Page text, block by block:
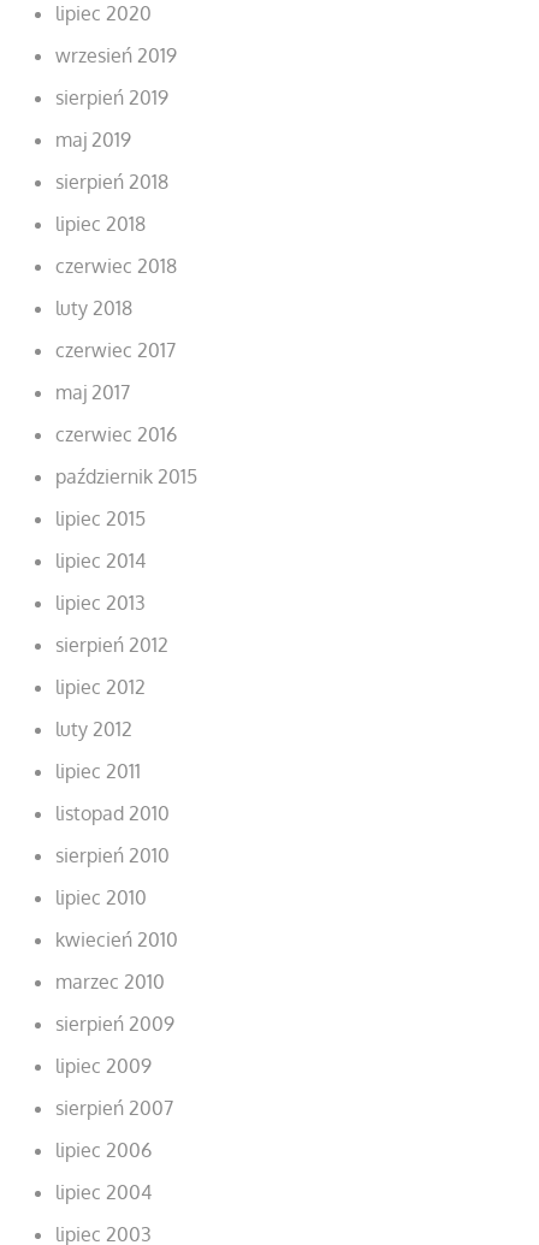
lipiec 2020
wrzesień 2019
sierpień 2019
maj 2019
sierpień 2018
lipiec 2018
czerwiec 2018
luty 2018
czerwiec 2017
maj 2017
czerwiec 2016
październik 2015
lipiec 2015
lipiec 2014
lipiec 2013
sierpień 2012
lipiec 2012
luty 2012
lipiec 2011
listopad 2010
sierpień 2010
lipiec 2010
kwiecień 2010
marzec 2010
sierpień 2009
lipiec 2009
sierpień 2007
lipiec 2006
lipiec 2004
lipiec 2003